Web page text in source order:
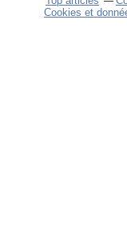
Cookies et